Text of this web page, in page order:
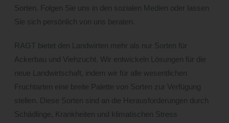
Sorten. Folgen Sie uns in den sozialen Medien oder lassen
Sie sich persönlich von uns beraten.
RAGT bietet den Landwirten mehr als nur Sorten für
Ackerbau und Viehzucht. Wir entwickeln Lösungen für die
neue Landwirtschaft, indem wir für alle wesentlichen
Fruchtarten eine breite Palette von Sorten zur Verfügung
stellen. Diese Sorten sind an die Herausforderungen durch
Schädlinge, Krankheiten und klimatischen Stress